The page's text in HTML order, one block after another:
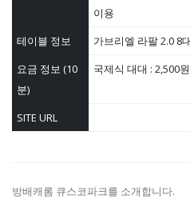
이용
테이블 정보
가브리엘 라팔 2.0 8대
요금 정보 (10
분)
국제식 대대 : 2,500원
SITE URL
방배캐롬 큐스코파크를 소개합니다.